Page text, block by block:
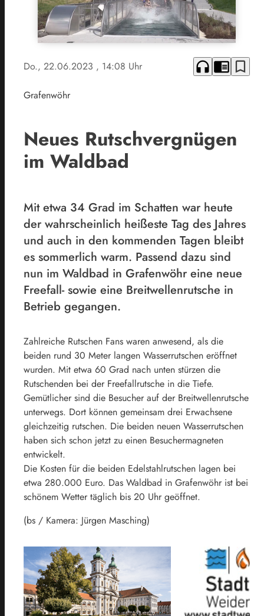
Do., 22.06.2023 , 14:08 Uhr headphones chrome_reader_mode bookmark_border
Grafenwöhr
Neues Rutschvergnügen
im Waldbad
Mit etwa 34 Grad im Schatten war heute
der wahrscheinlich heißeste Tag des Jahres
und auch in den kommenden Tagen bleibt
es sommerlich warm. Passend dazu sind
nun im Waldbad in Grafenwöhr eine neue
Freefall- sowie eine Breitwellenrutsche in
Betrieb gegangen.
Zahlreiche Rutschen Fans waren anwesend, als die
beiden rund 30 Meter langen Wasserrutschen eröffnet
wurden. Mit etwa 60 Grad nach unten stürzen die
Rutschenden bei der Freefallrutsche in die Tiefe.
Gemütlicher sind die Besucher auf der Breitwellenrutsche
unterwegs. Dort können gemeinsam drei Erwachsene
gleichzeitig rutschen. Die beiden neuen Wasserrutschen
haben sich schon jetzt zu einen Besuchermagneten
entwickelt.
Die Kosten für die beiden Edelstahlrutschen lagen bei
etwa 280.000 Euro. Das Waldbad in Grafenwöhr ist bei
schönem Wetter täglich bis 20 Uhr geöffnet.
(bs / Kamera: Jürgen Masching)